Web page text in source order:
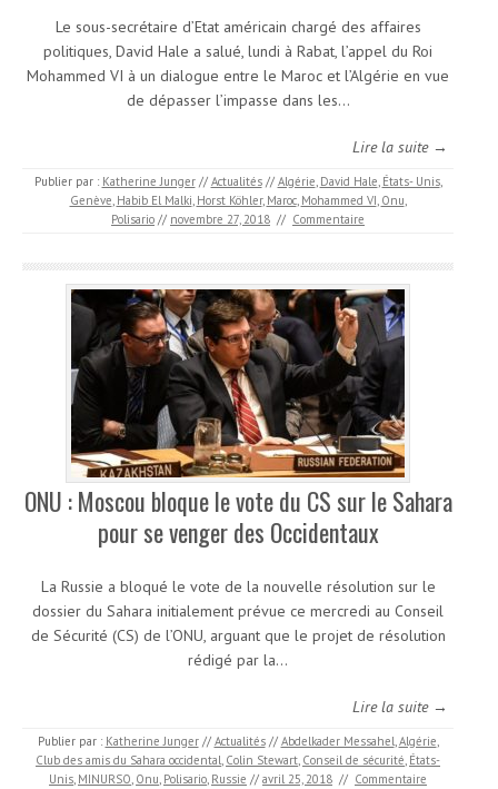
Le sous-secrétaire d’Etat américain chargé des affaires
politiques, David Hale a salué, lundi à Rabat, l’appel du Roi
Mohammed VI à un dialogue entre le Maroc et l’Algérie en vue
de dépasser l’impasse dans les…
Lire la suite →
Publier par : Katherine Junger // Actualités // Algérie, David Hale, États- Unis,
Genève, Habib El Malki, Horst Köhler, Maroc, Mohammed VI, Onu,
Polisario // novembre 27, 2018 // Commentaire
ONU : Moscou bloque le vote du CS sur le Sahara
pour se venger des Occidentaux
La Russie a bloqué le vote de la nouvelle résolution sur le
dossier du Sahara initialement prévue ce mercredi au Conseil
de Sécurité (CS) de l’ONU, arguant que le projet de résolution
rédigé par la…
Lire la suite →
Publier par : Katherine Junger // Actualités // Abdelkader Messahel,Algérie,
Club des amis du Sahara occidental, Colin Stewart, Conseil de sécurité, États-
Unis, MINURSO, Onu, Polisario, Russie // avril 25, 2018 // Commentaire